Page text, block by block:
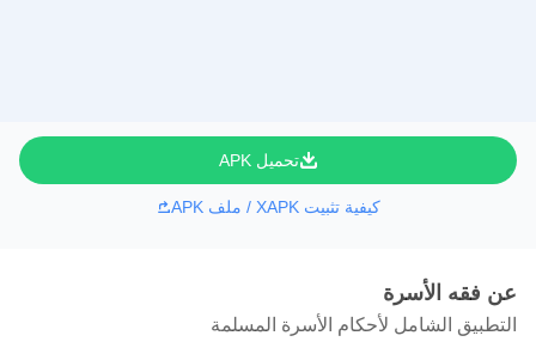
تحميل APK
كيفية تثبيت XAPK / ملف APK
عن فقه الأسرة
التطبيق الشامل لأحكام الأسرة المسلمة